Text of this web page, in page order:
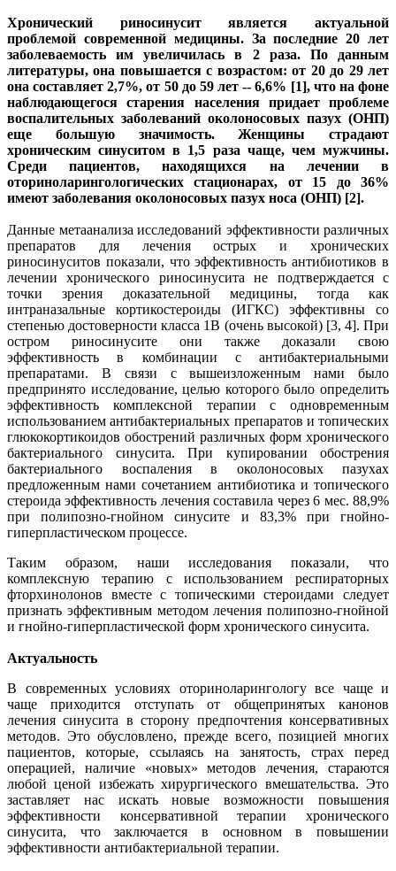
Хронический риносинусит является актуальной
проблемой современной медицины. За последние 20 лет
заболеваемость им увеличилась в 2 раза. По данным
литературы, она повышается с возрастом: от 20 до 29 лет
она составляет 2,7%, от 50 до 59 лет -- 6,6% [1], что на фоне
наблюдающегося старения населения придает проблеме
воспалительных заболеваний околоносовых пазух (ОНП)
еще большую значимость. Женщины страдают
хроническим синуситом в 1,5 раза чаще, чем мужчины.
Среди пациентов, находящихся на лечении в
оториноларингологических стационарах, от 15 до 36%
имеют заболевания околоносовых пазух носа (ОНП) [2].
Данные метаанализа исследований эффективности различных
препаратов для лечения острых и хронических
риносинуситов показали, что эффективность антибиотиков в
лечении хронического риносинусита не подтверждается с
точки зрения доказательной медицины, тогда как
интраназальные кортикостероиды (ИГКС) эффективны со
степенью достоверности класса 1В (очень высокой) [3, 4]. При
остром риносинусите они также доказали свою
эффективность в комбинации с антибактериальными
препаратами. В связи с вышеизложенным нами было
предпринято исследование, целью которого было определить
эффективность комплексной терапии с одновременным
использованием антибактериальных препаратов и топических
глюкокортикоидов обострений различных форм хронического
бактериального синусита. При купировании обострения
бактериального воспаления в околоносовых пазухах
предложенным нами сочетанием антибиотика и топического
стероида эффективность лечения составила через 6 мес. 88,9%
при полипозно-гнойном синусите и 83,3% при гнойно-
гиперпластическом процессе.
Таким образом, наши исследования показали, что
комплексную терапию с использованием респираторных
фторхинолонов вместе с топическими стероидами следует
признать эффективным методом лечения полипозно-гнойной
и гнойно-гиперпластической форм хронического синусита.
Актуальность
В современных условиях оториноларингологу все чаще и
чаще приходится отступать от общепринятых канонов
лечения синусита в сторону предпочтения консервативных
методов. Это обусловлено, прежде всего, позицией многих
пациентов, которые, ссылаясь на занятость, страх перед
операцией, наличие «новых» методов лечения, стараются
любой ценой избежать хирургического вмешательства. Это
заставляет нас искать новые возможности повышения
эффективности консервативной терапии хронического
синусита, что заключается в основном в повышении
эффективности антибактериальной терапии.